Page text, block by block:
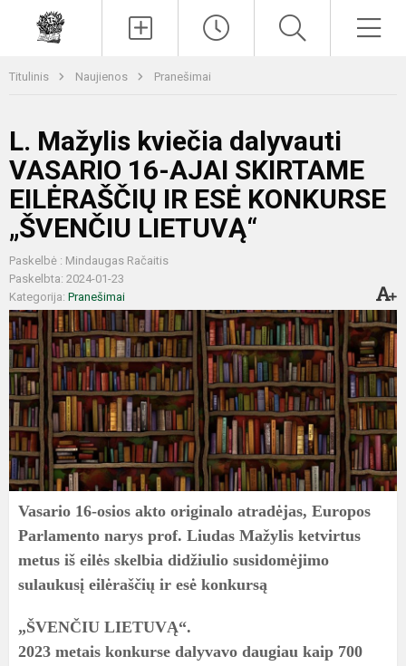
Titulinis Naujienos Pranešimai
L. Mažylis kviečia dalyvauti
VASARIO 16-AJAI SKIRTAME
EILĖRAŠČIŲ IR ESĖ KONKURSE
„ŠVENČIU LIETUVĄ“
Paskelbė : Mindaugas Račaitis
Paskelbta: 2024-01-23
Kategorija: Pranešimai
Vasario 16-osios akto originalo atradėjas, Europos
Parlamento narys prof. Liudas Mažylis ketvirtus
metus iš eilės skelbia didžiulio susidomėjimo
sulaukusį eilėraščių ir esė konkursą
„ŠVENČIU LIETUVĄ“.
2023 metais konkurse dalyvavo daugiau kaip 700